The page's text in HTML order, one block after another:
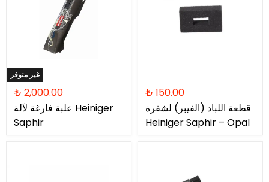
غير متوفر
₺ 2,000.00
علبة فارغة لآلة Heiniger
Saphir
₺ 150.00
قطعة اللباد (الفيبر) لشفرة
Heiniger Saphir – Opal